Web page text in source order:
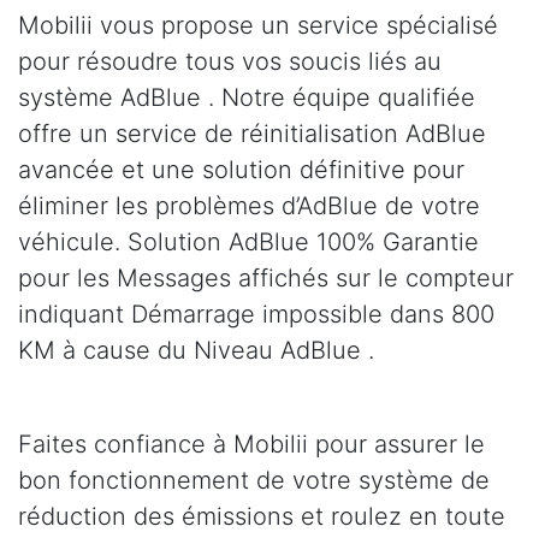
Mobilii vous propose un service spécialisé
pour résoudre tous vos soucis liés au
système AdBlue . Notre équipe qualifiée
offre un service de réinitialisation AdBlue
avancée et une solution définitive pour
éliminer les problèmes d’AdBlue de votre
véhicule. Solution AdBlue 100% Garantie
pour les Messages affichés sur le compteur
indiquant Démarrage impossible dans 800
KM à cause du Niveau AdBlue .
Faites confiance à Mobilii pour assurer le
bon fonctionnement de votre système de
réduction des émissions et roulez en toute